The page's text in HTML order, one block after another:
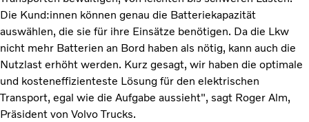
Die Kund:innen können genau die Batteriekapazität
auswählen, die sie für ihre Einsätze benötigen. Da die Lkw
nicht mehr Batterien an Bord haben als nötig, kann auch die
Nutzlast erhöht werden. Kurz gesagt, wir haben die optimale
und kosteneffizienteste Lösung für den elektrischen
Transport, egal wie die Aufgabe aussieht", sagt Roger Alm,
Präsident von Volvo Trucks.